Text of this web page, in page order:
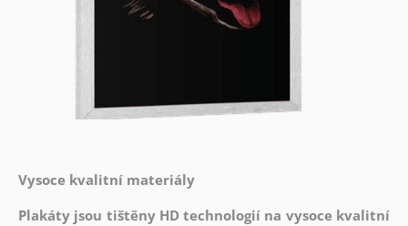
Vysoce kvalitní materiály
Plakáty jsou tištěny HD technologií na vysoce kvalitní